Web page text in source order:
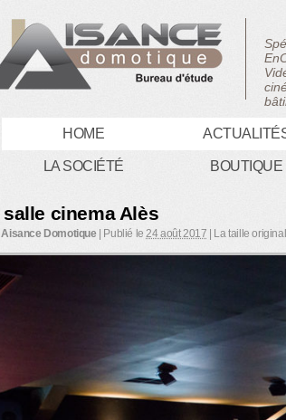
HOME
LA SOCIÉTÉ BOUTIQUE
salle cinema Alès
Aisance Domotique Publié le 24 août 2017 La taille